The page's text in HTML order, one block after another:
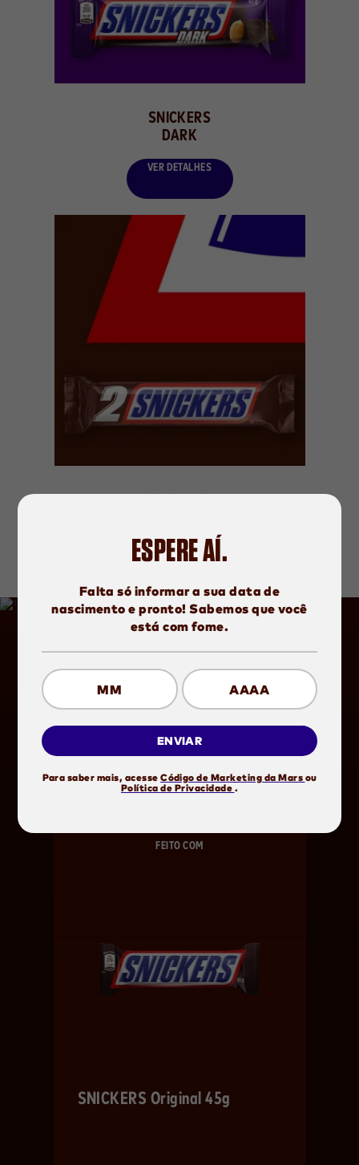
SNICKERS
DARK
VER DETALHES
SNICKERS
VER DETALHES
PIPOCA DOCE E SALGADA
COM SNICKERS
VER RECEITA
FEITO COM
SNICKERS Original 45g
ESPERE AÍ.
Falta só informar a sua data de
nascimento e pronto! Sabemos que você
está com fome.
MM AAAA
ENVIAR
Para saber mais, acesseCódigo de Marketing da Mars(opens in
ou
Política de Privacidade(opens in new window)
.